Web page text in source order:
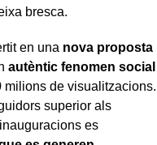
bresca.
en una nova proposta
autèntic fenomen social
milions de visualitzacions.
superior als
es